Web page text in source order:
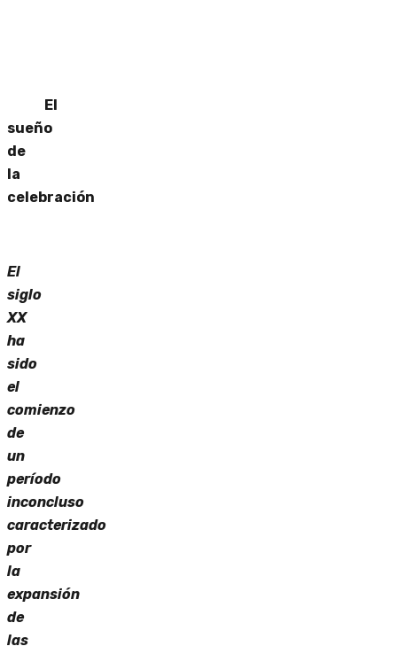
El
sueño
de
la
celebración
El
siglo
XX
ha
sido
el
comienzo
de
un
período
inconcluso
caracterizado
por
la
expansión
de
las